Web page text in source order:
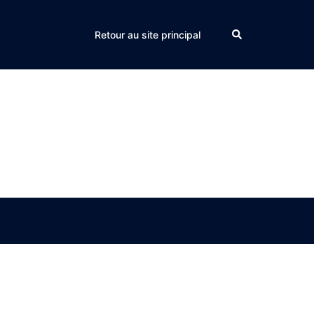
Retour au site principal Search